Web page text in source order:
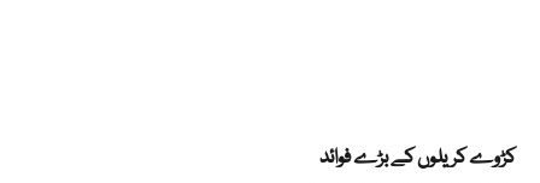
کڑوے کریلوں کے بڑے فوائد